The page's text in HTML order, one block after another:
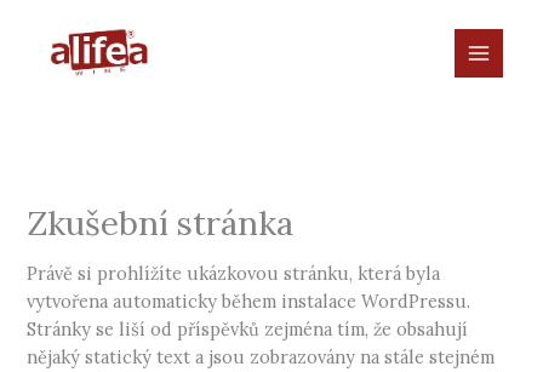
Zkušební stránka
Právě si prohlížíte ukázkovou stránku, která byla
vytvořena automaticky během instalace WordPressu.
Stránky se liší od příspěvků zejména tím, že obsahují
nějaký statický text a jsou zobrazovány na stále stejném